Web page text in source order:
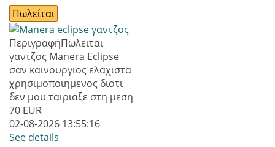
Πωλείται
ΠεριγραφήΠωλειται
γαντζος Manera Eclipse
σαν καινουργιος ελαχιστα
χρησιμοποιημενος διοτι
δεν μου ταιριαξε στη μεση
70 EUR
02-08-2026 13:55:16
See details